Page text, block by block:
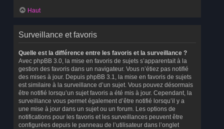
Haut
Surveillance et favoris
Quelle est la différence entre les favoris et la surveillance ?
Avec phpBB 3.0, la mise en favoris de sujets s’apparentait à la
gestion des favoris dans un navigateur. Vous n’étiez pas notifié
des mises à jour. Depuis phpBB 3.1, la mise en favoris de sujets
est similaire à la surveillance d’un sujet. Vous pouvez désormais
être notifié lorsqu’un sujet favoris a été mis à jour. Cependant, la
surveillance vous permet également d’être notifié lorsqu’il y a
une mise à jour dans un sujet ou un forum. Les options de
notifications pour les favoris et les surveillances peuvent être
configurées depuis le panneau de l’utilisateur dans l’onglet